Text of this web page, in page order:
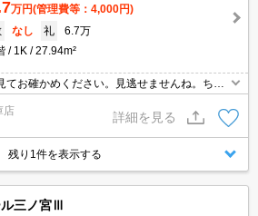
万円(管理費等：4,000円)
なし 礼
6.7万
1K 27.94m²
てお確かめください。見逃せませんね。ちょ
探しのあなたへ。
店
詳細を見る
残り1件を表示する
三ノ宮Ⅲ